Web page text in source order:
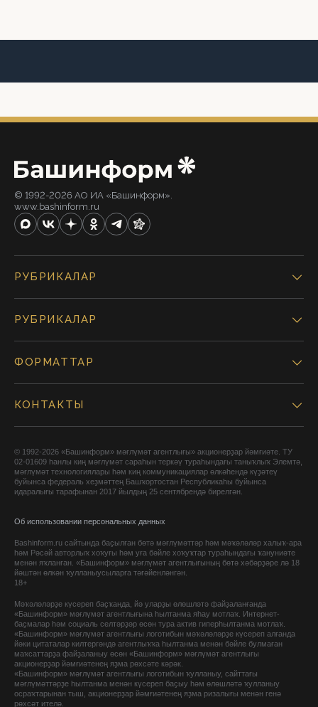
© 1992-2026 АО ИА «Башинформ».
www.bashinform.ru
РУБРИКАЛАР
РУБРИКАЛАР
ФОРМАТТАР
КОНТАКТЫ
© 1992-2026 «Башинформ» мәғлүмәт агентлығы» акционерҙар йәмғиәте. ТУ
02-01609 һанлы киң мәғлүмәт сараһын теркәү тураһындағы таныҡлыҡ Элемтә,
мәғлүмәт технологиялары һәм киң коммуникациялар өлкәһендә күҙәтеү
буйынса федераль хеҙмәттең Башҡортостан Республикаһы буйынса
идаралығы тарафынан 2017 йылдың 25 сентябрендә бирелгән.
Об использовании персональных данных
Bashinform.ru сайтында баҫылған бөтә мәғлүмәттәр һәм мәҡәләләр халыҡ-ара
һәм Рәсәй авторлыҡ хоҡуғы һәм уға бәйле хоҡуҡтар тураһындағы ҡануниәте
менән яҡланған. «Башинформ» мәғлүмәт агентлығының бөтә хәбәрҙәре лә 18
йәштән өлкән ҡулланыусыларға тәғәйенләнгән.
18+
Мәҡәләләрҙе күсереп баҫҡанда, йә уларҙы өлөшләтә файҙаланғанда
«Башинформ» мәғлүмәт агентлығына һылтанма яһау мотлаҡ. Интернет-
баҫмалар һәм социаль селтәрҙәр өсөн тура актив гиперһылтанма мотлаҡ.
«Башинформ» мәғлүмәт агентлығы логотибын мәҡәләләрҙе күсереп алғанда
йәки цитаталар килтергәндә агентлыҡҡа һылтанма менән бәйле булмаған
маҡсаттарҙа файҙаланыу өсөн «Башинформ» мәғлүмәт агентлығы
акционерҙар йәмғиәтенең яҙма рөхсәте кәрәк.
«Башинформ» мәғлүмәт агентлығы логотибын ҡулланыу, сайттағы
мәғлүмәттәрҙе һылтанма менән күсереп баҫыу һәм өлөшләтә ҡулланыу
осраҡтарынан тыш, акционерҙар йәмғиәтенең яҙма ризалығы менән генә
рөхсәт ителә.